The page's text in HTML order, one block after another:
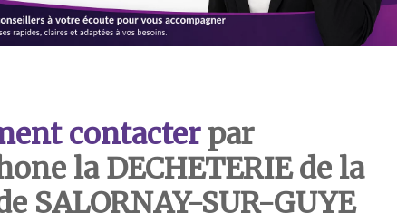
contacterpar
la DECHETERIE de la
SALORNAY-SUR-GUYE